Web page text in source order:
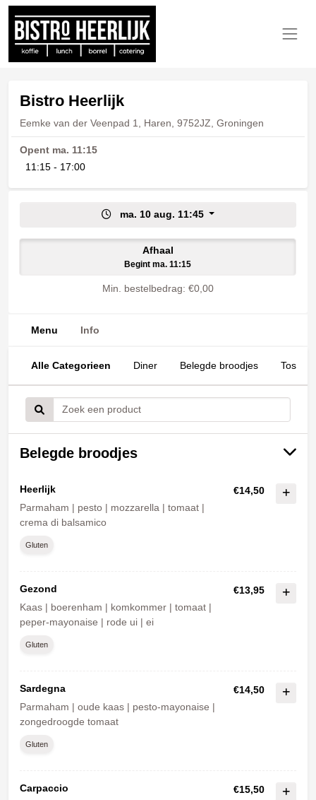
Bistro Heerlijk
Eemke van der Veenpad 1, Haren, 9752JZ, Groningen
Opent ma. 11:15
11:15 - 17:00
ma. 10 aug. 11:45
Afhaal
Begint ma. 11:15
Min. bestelbedrag: €0,00
Menu Info
Alle Categorieen Diner Belegde broodjes Tosti
Belegde broodjes
Heerlijk
Parmaham | pesto | mozzarella | tomaat |
crema di balsamico
€14,50
Gluten
Gezond
Kaas | boerenham | komkommer | tomaat |
peper-mayonaise | rode ui | ei
€13,95
Gluten
Sardegna
Parmaham | oude kaas | pesto-mayonaise |
zongedroogde tomaat
€14,50
Gluten
Carpaccio
€15,50